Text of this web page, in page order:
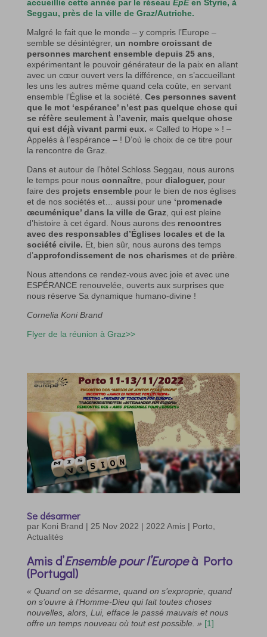
accueillie cette année par le réseau EpEen Styrie, à
Seggau, près de la ville de Graz/Autriche.
Malgré le fait que le monde – y compris l’Europe –
semble se désintégrer, un nombre croissant de
personnes marchent ensemble depuis 25 ans,
expérimentant le pouvoir générateur de la paix en allant
avec un cœur ouvert vers la différence, en s’accueillant
les uns les autres même quand cela coûte, en servant
ensemble l’Église et la société. Ces personnes savent
que le mot ‘espérance’ n’est pas quelque chose qui
se réfère seulement à l’avenir, mais quelque chose
qui est déjà vivant parmi eux. « Called to Hope » ! –
Appelés à l’espérance – ! D’où le choix de ce titre pour
la rencontre de Graz.
Dans et autour de l’hôtel Schloss Seggau, nous aurons
le temps pour nous connaître, pour dialoguer, pour
faire des projets ensemblepour le bien de nos églises
et de nos sociétés et… aussi pour une ‘promenade
œcuménique’ dans la ville de Graz, qui est pleine
d’histoire à cet égard. Nous aurons desrencontres
avec des responsables d’Églises locales et de la
société civile. Et, bien sûr, nous aurons des temps
d’approfondissement de nos charismes et de prière.
Nous attendons ce rendez-vous avec joie et avec une
ESPÉRANCE renouvelée, ouverts aux surprises que
nous réserve Sa dynamique humano-divine !
Cornelia Koni Brand
Flyer de la réunion à Graz>>
Se désarmer
par Koni Brand | 25 Nov 2022 | 2022 Amis | Porto
Actualités
Amis d’Ensemble pour l’Europeà Porto
(Portugal)
« Quand on se désarme, quand on s’exproprie, quand
on s’ouvre à l’Homme-Dieu qui fait toutes choses
nouvelles, alors, Lui, efface le passé mauvais et nous
offre un temps nouveau où tout est possible. » [1]